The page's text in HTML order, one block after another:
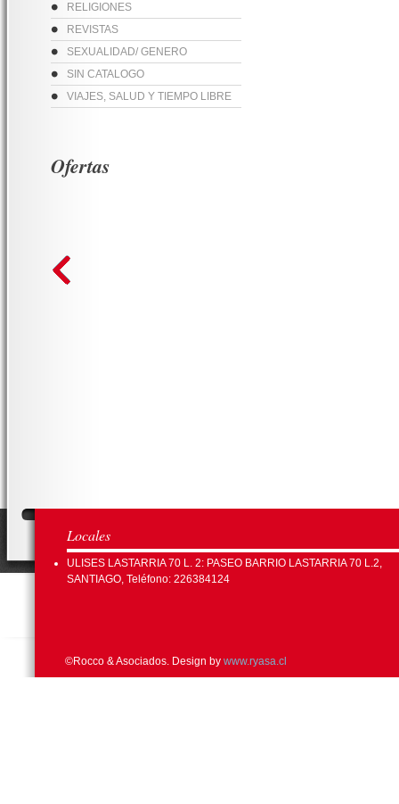
RELIGIONES
REVISTAS
SEXUALIDAD/ GENERO
SIN CATALOGO
VIAJES, SALUD Y TIEMPO LIBRE
Ofertas
Locales
ULISES LASTARRIA 70 L. 2: PASEO BARRIO LASTARRIA 70 L.2,
SANTIAGO, Teléfono: 226384124
©Rocco & Asociados. Design by www.ryasa.cl